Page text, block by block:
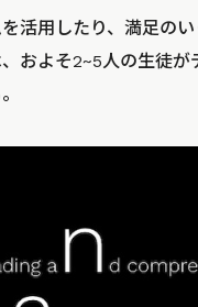
活用したり、満足の
およそ2~5人の生徒が